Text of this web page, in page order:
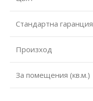
Стандартна гаранция
Произход
За помещения (кв.м.)